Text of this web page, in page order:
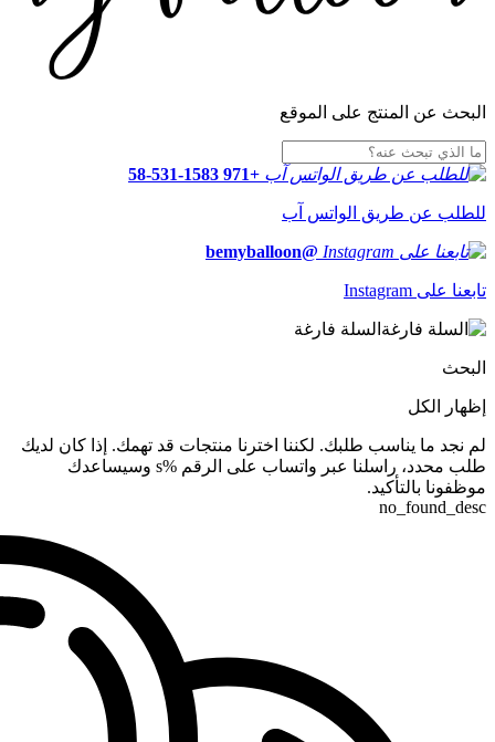
البحث عن المنتج على الموقع
+971 58-531-1583
للطلب عن طريق الواتس آب
@bemyballoon
تابعنا على Instagram
السلة فارغة
البحث
إظهار الكل
لم نجد ما يناسب طلبك. لكننا اخترنا منتجات قد تهمك. إذا كان لديك
طلب محدد، راسلنا عبر واتساب على الرقم %s وسيساعدك
موظفونا بالتأكيد.
no_found_desc